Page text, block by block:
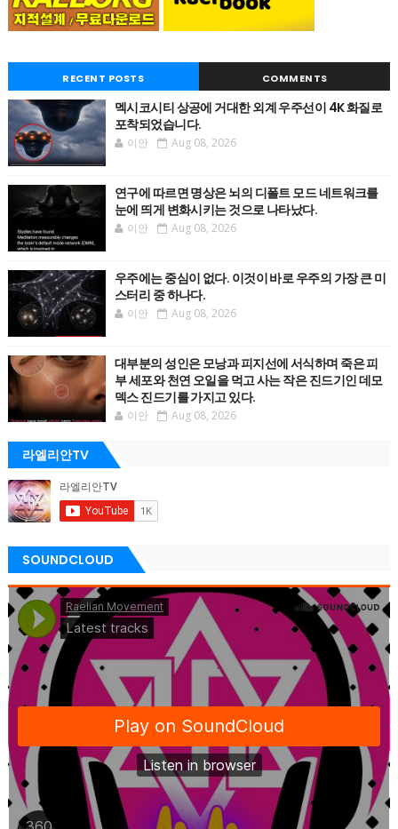
RECENT POSTS COMMENTS
멕시코시티 상공에 거대한 외계 우주선이 4K 화질로
포착되었습니다.
이안 Aug 08, 2026
연구에 따르면 명상은 뇌의 디폴트 모드 네트워크를
눈에 띄게 변화시키는 것으로 나타났다.
이안 Aug 08, 2026
우주에는 중심이 없다. 이것이 바로 우주의 가장 큰 미
스터리 중 하나다.
이안 Aug 08, 2026
대부분의 성인은 모낭과 피지선에 서식하며 죽은 피
부 세포와 천연 오일을 먹고 사는 작은 진드기인 데모
덱스 진드기를 가지고 있다.
이안 Aug 08, 2026
라엘리안TV
SOUNDCLOUD